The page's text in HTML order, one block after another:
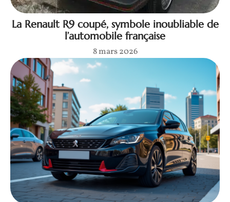
La Renault R9 coupé, symbole inoubliable de
l’automobile française
8 mars 2026